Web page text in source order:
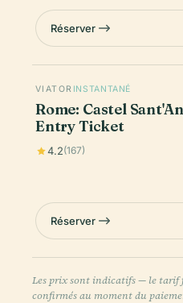
Réserver
VIATOR INSTANTANÉ
Rome: Castel
Entry Ticket
4.2(167)
Réserver
Les prix sont indicatifs — le
confirmés au moment du